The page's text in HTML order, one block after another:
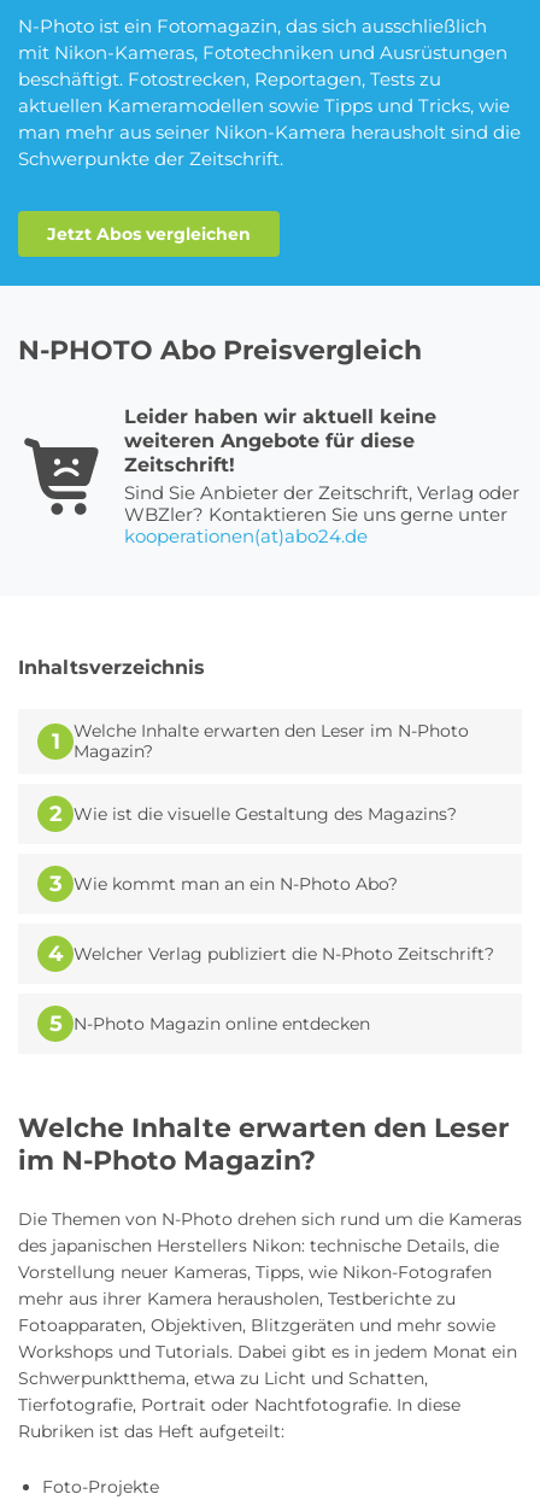
Fitness Abo Hörbuch Abo
Kino Abo
Musik-Streaming Abo
Sprachlern App Abo Streaming Abo
N-Photo ist ein Fotomagazin, das sich ausschließlich
mit Nikon-Kameras, Fototechniken und Ausrüstungen
beschäftigt. Fotostrecken, Reportagen, Tests zu
aktuellen Kameramodellen sowie Tipps und Tricks, wie
man mehr aus seiner Nikon-Kamera herausholt sind die
Schwerpunkte der Zeitschrift.
Jetzt Abos vergleichen
N-PHOTO Abo Preisvergleich
Leider haben wir aktuell keine
weiteren Angebote für diese
Zeitschrift!
Sind Sie Anbieter der Zeitschrift, Verlag oder
WBZler? Kontaktieren Sie uns gerne unter
kooperationen(at)abo24.de
Welche Inhalte erwarten den Leser
im N-Photo Magazin?
Die Themen von N-Photo drehen sich rund um die Kameras
des japanischen Herstellers Nikon: technische Details, die
Vorstellung neuer Kameras, Tipps, wie Nikon-Fotografen
mehr aus ihrer Kamera herausholen, Testberichte zu
Fotoapparaten, Objektiven, Blitzgeräten und mehr sowie
Workshops und Tutorials. Dabei gibt es in jedem Monat ein
Schwerpunktthema, etwa zu Licht und Schatten,
Tierfotografie, Portrait oder Nachtfotografie. In diese
Rubriken ist das Heft aufgeteilt:
Foto-Projekte
Inhaltsverzeichnis
1
Welche Inhalte erwarten den Leser im N-Photo
Magazin?
2 Wie ist die visuelle Gestaltung des Magazins?
3 Wie kommt man an ein N-Photo Abo?
4 Welcher Verlag publiziert die N-Photo Zeitschrift?
5 N-Photo Magazin online entdecken